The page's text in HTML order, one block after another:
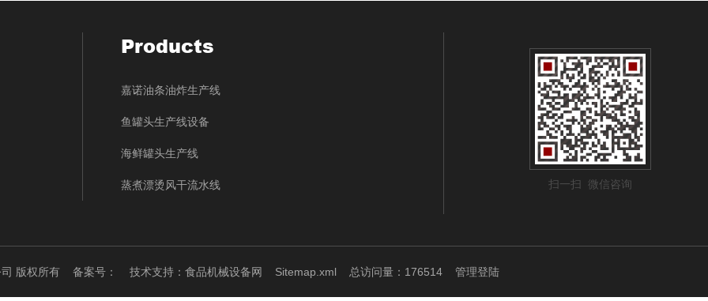
Products
嘉诺油条油炸生产线
鱼罐头生产线设备
海鲜罐头生产线
蒸煮漂烫风干流水线 扫一扫 微信咨询
司 版权所有 备案号： 技术支持： 食品机械设备网 Sitemap.xml 总访问量：176514 管理登陆